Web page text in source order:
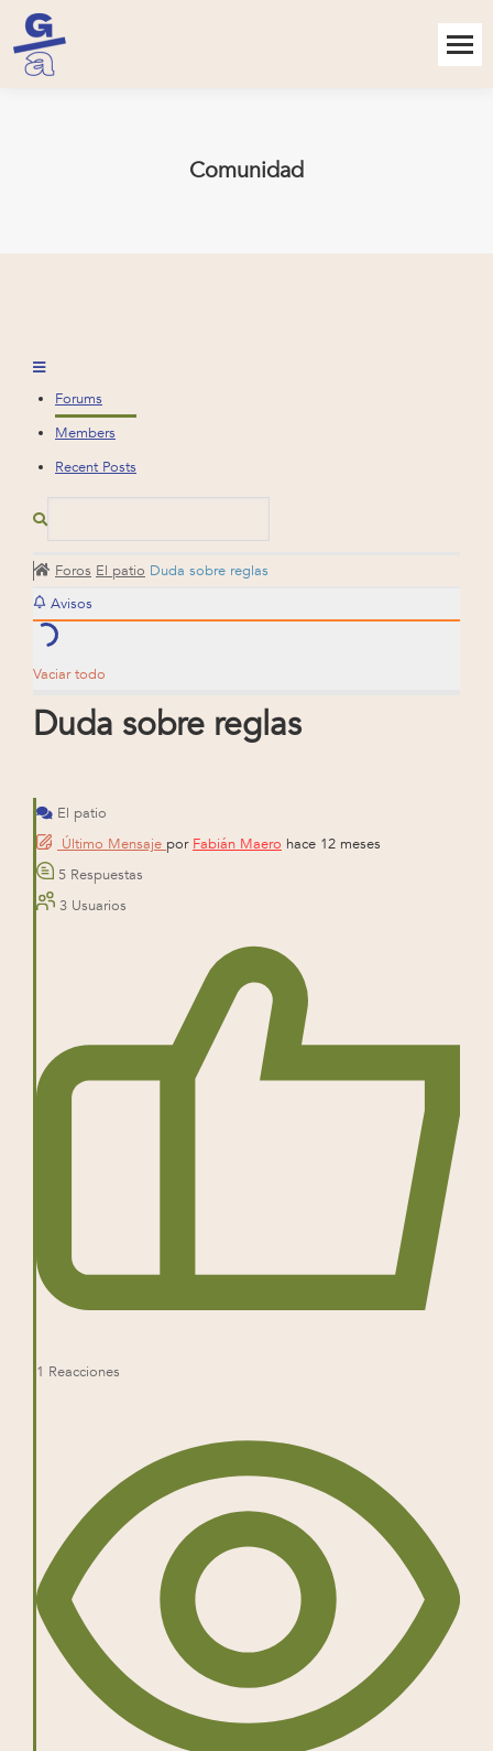
Comunidad
Forums
Members
Recent Posts
Foros El patio Duda sobre reglas
Avisos
Vaciar todo
Duda sobre reglas
El patio
Último Mensaje por Fabián Maero hace 12 meses
5 Respuestas
3 Usuarios
1 Reacciones